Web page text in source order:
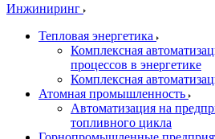
Инжиниринг
Тепловая энергетика
Комплексная
процессов в энергетике
Комплексная
Атомная промышленность
Автоматизация на
топливного цикла